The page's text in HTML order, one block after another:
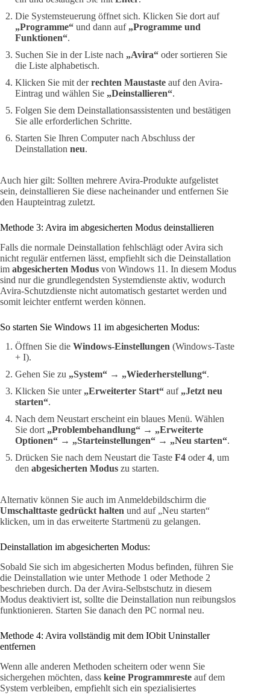
Die Systemsteuerung öffnet sich. Klicken Sie dort auf
„Programme“ und dann auf „Programme und
Funktionen“.
Suchen Sie in der Liste nach „Avira“ oder sortieren Sie
die Liste alphabetisch.
Klicken Sie mit derrechten Maustaste auf den Avira-
Eintrag und wählen Sie „Deinstallieren“.
Folgen Sie dem Deinstallationsassistenten und bestätigen
Sie alle erforderlichen Schritte.
Starten Sie Ihren Computer nach Abschluss der
Deinstallation neu.
Auch hier gilt: Sollten mehrere Avira-Produkte aufgelistet
sein, deinstallieren Sie diese nacheinander und entfernen Sie
den Haupteintrag zuletzt.
Methode 3: Avira im abgesicherten Modus deinstallieren
Falls die normale Deinstallation fehlschlägt oder Avira sich
nicht regulär entfernen lässt, empfiehlt sich die Deinstallation
im abgesicherten Modus von Windows 11. In diesem Modus
sind nur die grundlegendsten Systemdienste aktiv, wodurch
Avira-Schutzdienste nicht automatisch gestartet werden und
somit leichter entfernt werden können.
So starten Sie Windows 11 im abgesicherten Modus:
Öffnen Sie die Windows-Einstellungen (Windows-Taste
+ I).
Gehen Sie zu „System“ → „Wiederherstellung“.
Klicken Sie unter „Erweiterter Start“ auf „Jetzt neu
starten“.
Nach dem Neustart erscheint ein blaues Menü. Wählen
Sie dort „Problembehandlung“ → „Erweiterte
Optionen“ → „Starteinstellungen“ → „Neu starten“.
Drücken Sie nach dem Neustart die Taste F4 oder4, um
den abgesicherten Modus zu starten.
Alternativ können Sie auch im Anmeldebildschirm die
Umschalttaste gedrückt halten und auf „Neu starten“
klicken, um in das erweiterte Startmenü zu gelangen.
Deinstallation im abgesicherten Modus:
Sobald Sie sich im abgesicherten Modus befinden, führen Sie
die Deinstallation wie unter Methode 1 oder Methode 2
beschrieben durch. Da der Avira-Selbstschutz in diesem
Modus deaktiviert ist, sollte die Deinstallation nun reibungslos
funktionieren. Starten Sie danach den PC normal neu.
Methode 4: Avira vollständig mit dem IObit Uninstaller
entfernen
Wenn alle anderen Methoden scheitern oder wenn Sie
sichergehen möchten, dass keine Programmreste auf dem
System verbleiben, empfiehlt sich ein spezialisiertes